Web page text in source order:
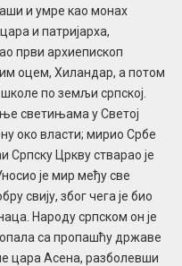
и умре као монах
и патријарха,
први архиепископ
оцем, Хиландар, а потом
по земљи српској.
светињама у Светој
око власти; мирио Србе
Српску Цркву стварао је
је мир међу све
свију, због чега је био
Народу српском он је
са пропашћу државе
цара Асена, разболевши